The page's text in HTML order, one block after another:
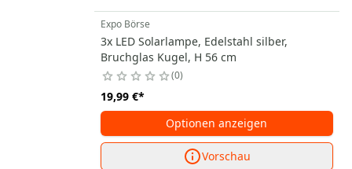
Expo Börse
3x LED Solarlampe, Edelstahl silber,
Bruchglas Kugel, H 56 cm
0
19,99 €*
Optionen anzeigen
Vorschau